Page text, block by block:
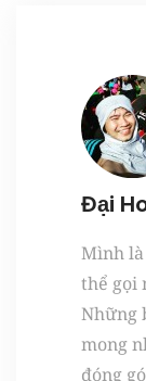
Đại
Mình
thể gọi
Những
mong
đóng